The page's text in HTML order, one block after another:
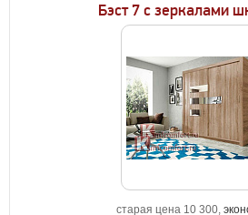
Бэст 7 с зеркалами
старая цена 10 300,